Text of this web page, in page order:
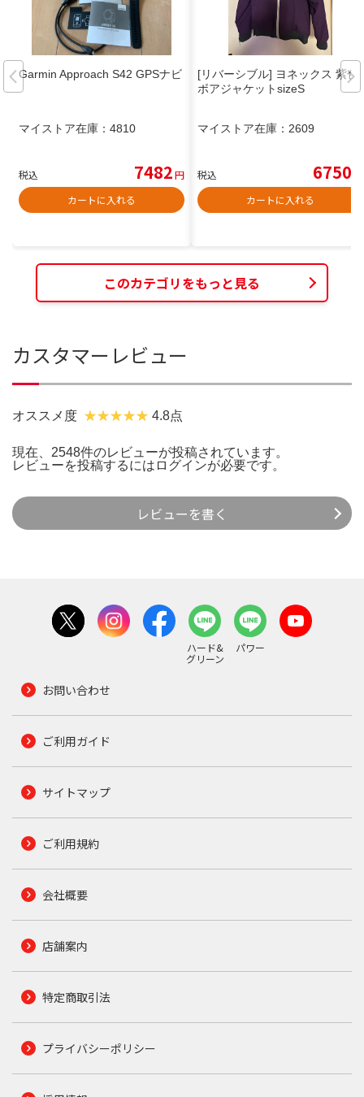
Garmin Approach S42 GPSナビ
マイストア在庫： 4810
税込 7482円
カートに入れる
[リバーシブル] ヨネックス 紫色
ボアジャケットsizeS
マイストア在庫： 2609
税込 6750
カートに入れる
このカテゴリをもっと見る
カスタマーレビュー
オススメ度 4.8点
現在、2548件のレビューが投稿されています。
レビューを投稿するには ログインが必要です。
レビューを書く
ハード&
グリーン
パワー
お問い合わせ
ご利用ガイド
サイトマップ
ご利用規約
会社概要
店舗案内
特定商取引法
プライバシーポリシー